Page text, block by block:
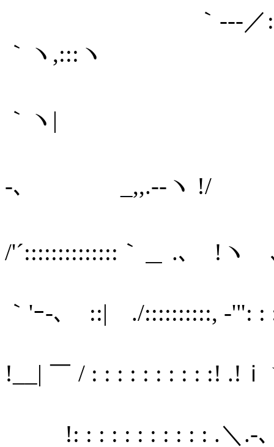
｀‐‐-／::
｀ヽ,:::ヽ
｀ヽ|
-､ _,,.-‐ヽ !/
/'´::::::::::::::｀＿ .､ !ヽ
｀'ｰ-､ ::| ./::::::::::, ‐'": :
!__| ￣ / : : : : : : : : :
!: : : : : : : : : : : .＼.-